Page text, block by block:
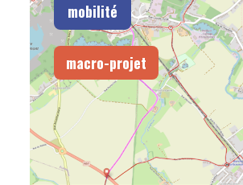
mobilité
macro-projet